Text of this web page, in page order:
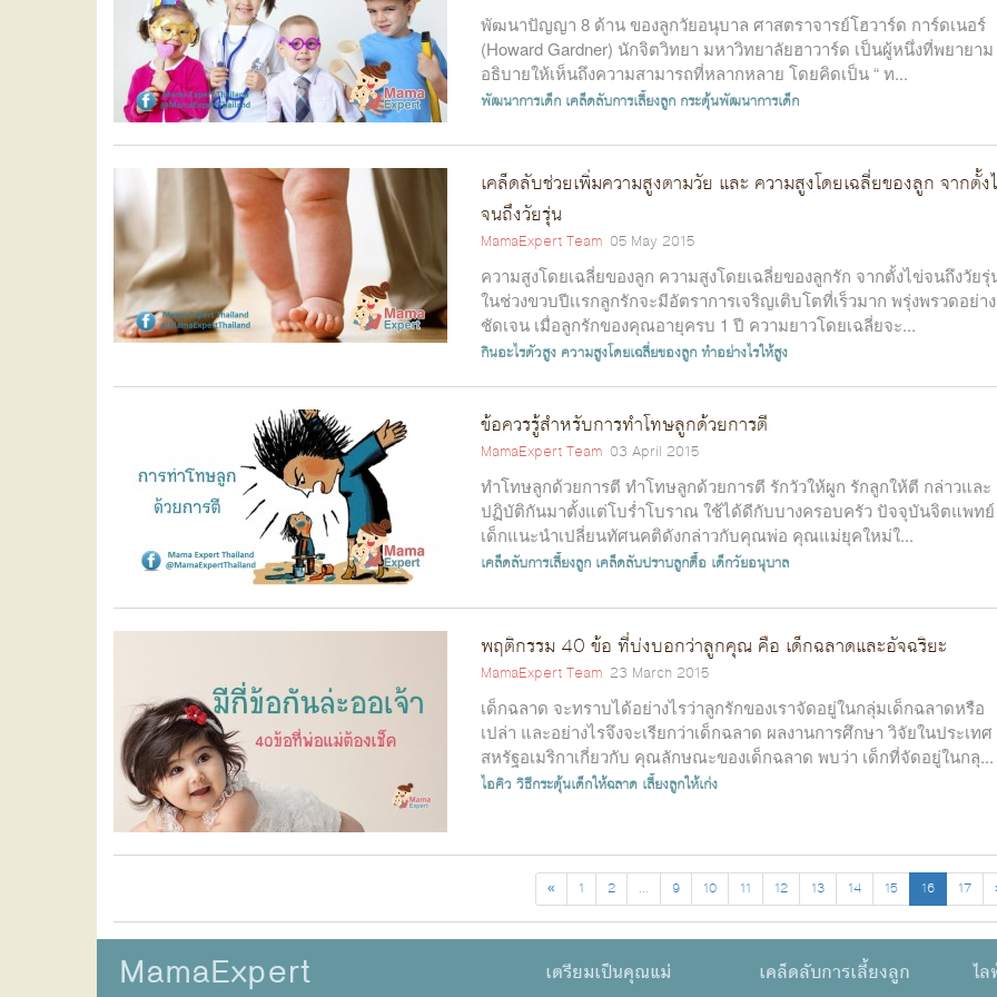
พัฒนาปัญญา 8 ด้าน ของลูกวัยอนุบาล ศาสตราจารย์โฮวาร์ด การ์ดเนอร์
(Howard Gardner) นักจิตวิทยา มหาวิทยาลัยฮาวาร์ด เป็นผู้หนึ่งที่พยายาม
อธิบายให้เห็นถึงความสามารถที่หลากหลาย โดยคิดเป็น “ ท...
พัฒนาการเด็ก เคล็ดลับการเลี้ยงลูก กระตุ้นพัฒนาการเด็ก
เคล็ดลับช่วยเพิ่มความสูงตามวัย และ ความสูงโดยเฉลี่ยของลูก จากตั้ง
จนถึงวัยรุ่น
MamaExpert Team 05 May 2015
ความสูงโดยเฉลี่ยของลูก ความสูงโดยเฉลี่ยของลูกรัก จากตั้งไข่จนถึงวัยรุ่
ในช่วงขวบปีเเรกลูกรักจะมีอัตราการเจริญเติบโตที่เร็วมาก พรุ่งพรวดอย่าง
ชัดเจน เมื่อลูกรักของคุณอายุครบ 1 ปี ความยาวโดยเฉลี่ยจะ...
กินอะไรตัวสูง ความสูงโดยเฉลี่ยของลูกทำอย่างไรให้สูง
ข้อควรรู้สำหรับการทำโทษลูกด้วยการตี
MamaExpert Team 03 April 2015
ทำโทษลูกด้วยการตี ทำโทษลูกด้วยการตี รักวัวให้ผูก รักลูกให้ตี กล่าวและ
ปฏิบัติกันมาตั้งแต่โบร่ำโบราณ ใช้ได้ดีกับบางครอบครัว ปัจจุบันจิตแพทย์
เด็กแนะนำเปลี่ยนทัศนคติดังกล่าวกับคุณพ่อ คุณแม่ยุคใหม่ใ...
เคล็ดลับการเลี้ยงลูก เคล็ดลับปราบลูกดื้อ เด็กวัยอนุบาล
พฤติกรรม 40 ข้อ ที่บ่งบอกว่าลูกคุณ คือ เด็กฉลาดและอัจฉริยะ
MamaExpert Team 23 March 2015
เด็กฉลาด จะทราบได้อย่างไรว่าลูกรักของเราจัดอยู่ในกลุ่มเด็กฉลาดหรือ
เปล่า และอย่างไรจึงจะเรียกว่าเด็กฉลาด ผลงานการศึกษา วิจัยในประเทศ
สหรัฐอเมริกาเกี่ยวกับ คุณลักษณะของเด็กฉลาด พบว่า เด็กที่จัดอยู่ในกลุ...
ไอคิว วิธีกระตุ้นเด็กให้ฉลาด เลี้ยงลูกให้เก่ง
« 1 2 ... 9 10 11 12 13 14 15 16 17
MamaExpert เตรียมเป็นคุณแม่ เคล็ดลับการเลี้ยงลูก ไ